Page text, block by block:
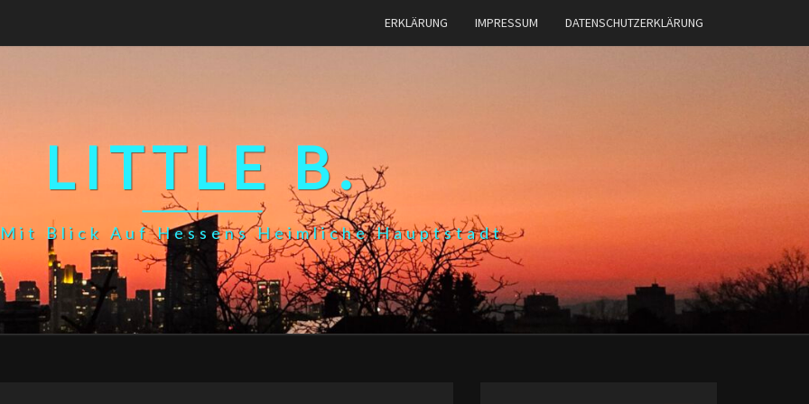
ERKLÄRUNG IMPRESSUM DATENSCHUTZERKLÄRUNG
LITTLE B.
Blick Auf Hessens Heimliche Hauptstadt